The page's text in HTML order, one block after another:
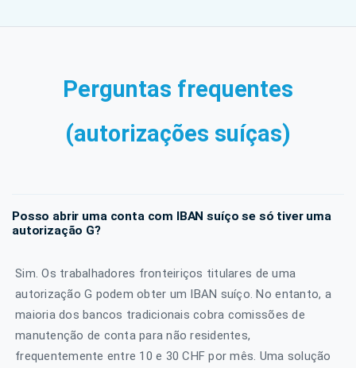
Perguntas frequentes
(autorizações suíças)
Posso abrir uma conta com IBAN suíço se só tiver uma
autorização G?
Sim. Os trabalhadores fronteiriços titulares de uma
autorização G podem obter um IBAN suíço. No entanto, a
maioria dos bancos tradicionais cobra comissões de
manutenção de conta para não residentes,
frequentemente entre 10 e 30 CHF por mês. Uma solução